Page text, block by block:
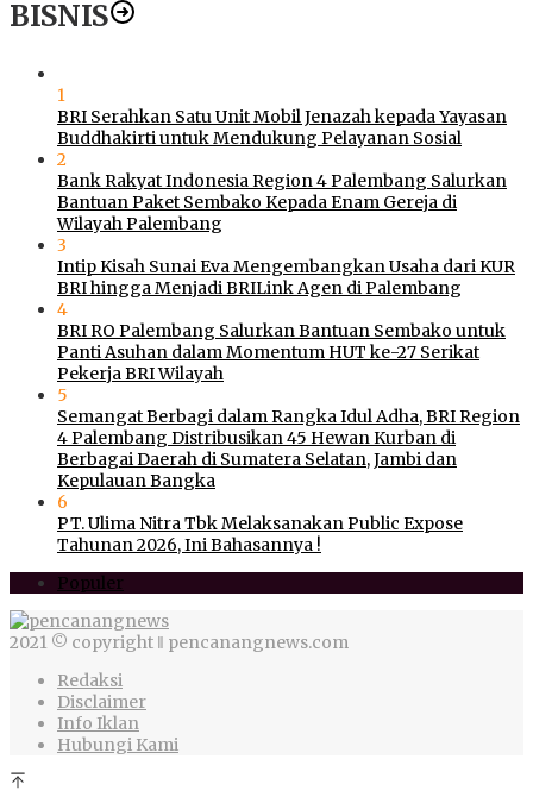
BISNIS
1
BRI Serahkan Satu Unit Mobil Jenazah kepada Yayasan
Buddhakirti untuk Mendukung Pelayanan Sosial
2
Bank Rakyat Indonesia Region 4 Palembang Salurkan
Bantuan Paket Sembako Kepada Enam Gereja di
Wilayah Palembang
3
Intip Kisah Sunai Eva Mengembangkan Usaha dari KUR
BRI hingga Menjadi BRILink Agen di Palembang
4
BRI RO Palembang Salurkan Bantuan Sembako untuk
Panti Asuhan dalam Momentum HUT ke-27 Serikat
Pekerja BRI Wilayah
5
Semangat Berbagi dalam Rangka Idul Adha, BRI Region
4 Palembang Distribusikan 45 Hewan Kurban di
Berbagai Daerah di Sumatera Selatan, Jambi dan
Kepulauan Bangka
6
PT. Ulima Nitra Tbk Melaksanakan Public Expose
Tahunan 2026, Ini Bahasannya !
Populer
2021 © copyright ‖ pencanangnews.com
Redaksi
Disclaimer
Info Iklan
Hubungi Kami